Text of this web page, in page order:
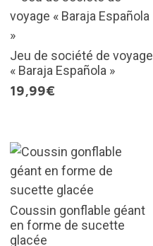
Jeu de société de voyage
« Baraja Española »
19,99€
Coussin gonflable géant
en forme de sucette
glacée